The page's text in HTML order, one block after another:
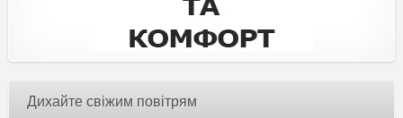
Дихайте свіжим повітрям